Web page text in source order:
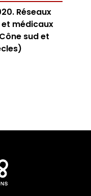
Réseaux
médicaux
sud et